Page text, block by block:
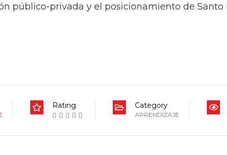
público-privada y el posicionamiento de
Rating Category
APRENDIZAJE